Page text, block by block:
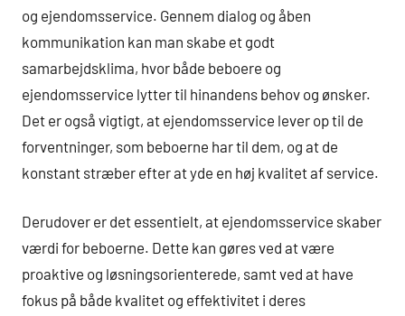
og ejendomsservice. Gennem dialog og åben
kommunikation kan man skabe et godt
samarbejdsklima, hvor både beboere og
ejendomsservice lytter til hinandens behov og ønsker.
Det er også vigtigt, at ejendomsservice lever op til de
forventninger, som beboerne har til dem, og at de
konstant stræber efter at yde en høj kvalitet af service.
Derudover er det essentielt, at ejendomsservice skaber
værdi for beboerne. Dette kan gøres ved at være
proaktive og løsningsorienterede, samt ved at have
fokus på både kvalitet og effektivitet i deres